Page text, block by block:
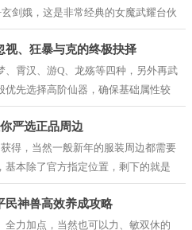
剑娥，这是非常经典的女魔武耀台伙
版本，有很多新的玩法出炉，从而淘
是能在PVP中崛起，即便是刷副
就没有这样的搭配了，毕竟土豪竞速
视、狂暴与克的终极抉择
、霄汉、游Q、龙殇等四种，另外再武
优先选择高阶仙器，确保基础属性较
挥出来，至于衣帽可以选择五六级神
当然如果是土豪玩家，那基本全都
任性。
严选正品周边
得，当然一般新年的服装周边都需要
本除了官方指定位置，剩下的就是
就要自己辨别了，而本文教的只是
从而知道如何严选大话西游2周边，
玩家一定要根据自身情况去选择。
民神兽高效养成攻略
全力加点，当然也可以力、敏双休的